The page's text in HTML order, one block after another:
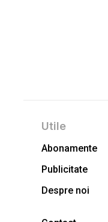
Utile
Abonamente
Publicitate
Despre noi